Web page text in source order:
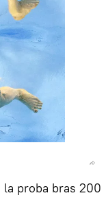
proba bras 200